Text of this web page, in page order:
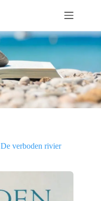
De verboden rivier